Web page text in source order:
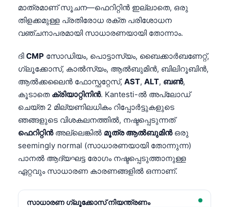
മാത്രമാണ് സൂചന—ഫെറിറ്റിൻ ഇല്ലാതെ, ഒരു
തിളക്കമുള്ള പ്രതിരോധ രക്ത പരിശോധന
വഞ്ചനാപരമായി സാധാരണയായി തോന്നാം.
ദി CMP സോഡിയം, പൊട്ടാസ്യം, ബൈക്കാർബണേറ്റ്,
ഗ്ലൂക്കോസ്, കാൽസ്യം, ആൽബുമിൻ, ബിലിറൂബിൻ,
ആൽക്കലൈൻ ഫോസ്ഫറ്റേസ്, AST, ALT, ബൺ,
കൂടാതെ ക്രിയാറ്റിനിൻ. Kantesti-ൽ അപ്‌ലോഡ്
ചെയ്ത 2 മില്യണിലധികം റിപ്പോർട്ടുകളുടെ
ഞങ്ങളുടെ വിശകലനത്തിൽ, നഷ്ടപ്പെടുന്നത്
ഫെറിറ്റിൻഅല്ലെങ്കിൽ മൂത്ര ആൽബുമിൻഒരു
seemingly normal (സാധാരണയായി തോന്നുന്ന)
പാനൽ ആദ്യഘട്ട രോഗം നഷ്ടപ്പെടുത്താനുള്ള
ഏറ്റവും സാധാരണ കാരണങ്ങളിൽ ഒന്നാണ്.
സാധാരണ ഗ്ലൂക്കോസ് നിയന്ത്രണം